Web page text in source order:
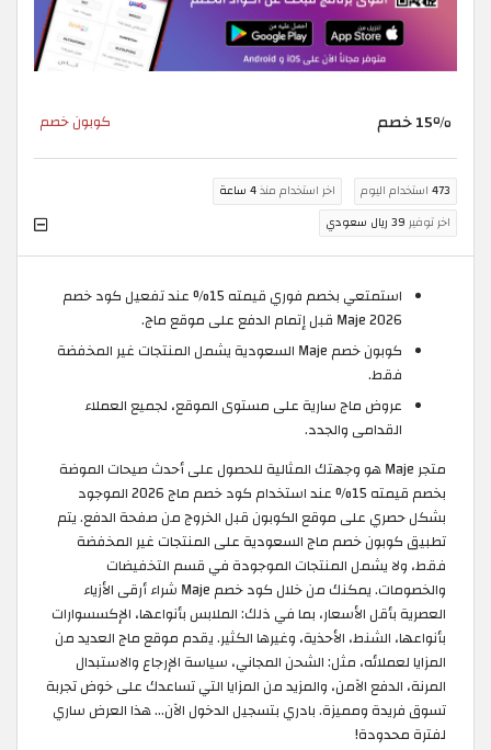
15٪ خصم كوبون خصم
473 استخدام اليوم اخر استخدام منذ4 ساعة
اخر توفير 39 ريال سعودي
استمتعي بخصم فوري قيمته 15% عند تفعيل كود خصم
Maje 2026 قبل إتمام الدفع على موقع ماج.
كوبون خصم Maje السعودية يشمل المنتجات غير المخفضة
فقط.
عروض ماج سارية على مستوى الموقع، لجميع العملاء
القدامى والجدد.
متجر Maje هو وجهتك المثالية للحصول على أحدث صيحات الموضة
بخصم قيمته 15% عند استخدام كود خصم ماج 2026 الموجود
بشكل حصري على موقع الكوبون قبل الخروج من صفحة الدفع. يتم
تطبيق كوبون خصم ماج السعودية على المنتجات غير المخفضة
فقط، ولا يشمل المنتجات الموجودة في قسم التخفيضات
والخصومات. يمكنك من خلال كود خصم Maje شراء أرقى الأزياء
العصرية بأقل الأسعار، بما في ذلك: الملابس بأنواعها، الإكسسوارات
بأنواعها، الشنط، الأحذية، وغيرها الكثير. يقدم موقع ماج العديد من
المزايا لعملائه، مثل: الشحن المجاني، سياسة الإرجاع والاستبدال
المرنة، الدفع الآمن، والمزيد من المزايا التي تساعدك على خوض تجربة
تسوق فريدة ومميزة. بادري بتسجيل الدخول الآن… هذا العرض ساري
لفترة محدودة!